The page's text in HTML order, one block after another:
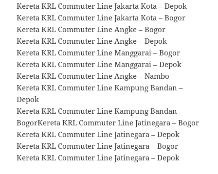
Kereta KRL Commuter Line Jakarta Kota – Depok
Kereta KRL Commuter Line Jakarta Kota – Bogor
Kereta KRL Commuter Line Angke – Bogor
Kereta KRL Commuter Line Angke – Depok
Kereta KRL Commuter Line Manggarai – Bogor
Kereta KRL Commuter Line Manggarai – Depok
Kereta KRL Commuter Line Angke – Nambo
Kereta KRL Commuter Line Kampung Bandan –
Depok
Kereta KRL Commuter Line Kampung Bandan –
BogorKereta KRL Commuter Line Jatinegara – Bogor
Kereta KRL Commuter Line Jatinegara – Depok
Kereta KRL Commuter Line Jatinegara – Bogor
Kereta KRL Commuter Line Jatinegara – Depok